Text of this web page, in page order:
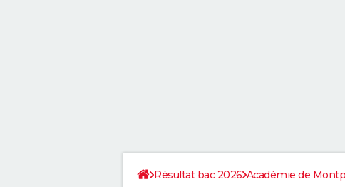
Résultat bac 2026 Académie de